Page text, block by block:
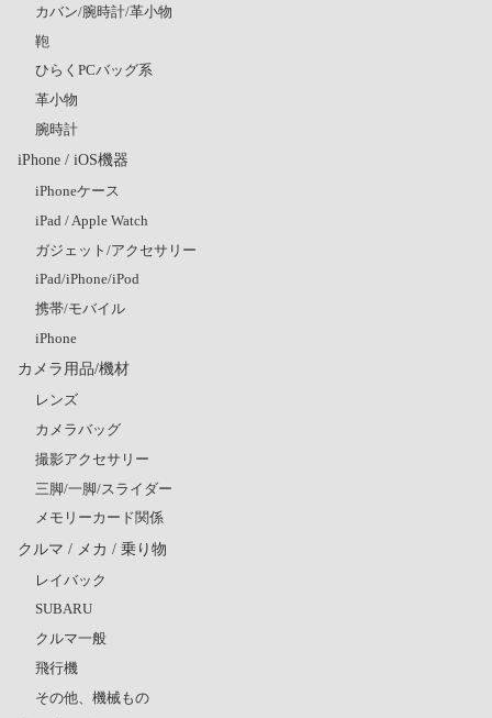
カバン/腕時計/革小物
鞄
ひらくPCバッグ系
革小物
腕時計
iPhone / iOS機器
iPhoneケース
iPad / Apple Watch
ガジェット/アクセサリー
iPad/iPhone/iPod
携帯/モバイル
iPhone
カメラ用品/機材
レンズ
カメラバッグ
撮影アクセサリー
三脚/一脚/スライダー
メモリーカード関係
クルマ / メカ / 乗り物
レイバック
SUBARU
クルマ一般
飛行機
その他、機械もの